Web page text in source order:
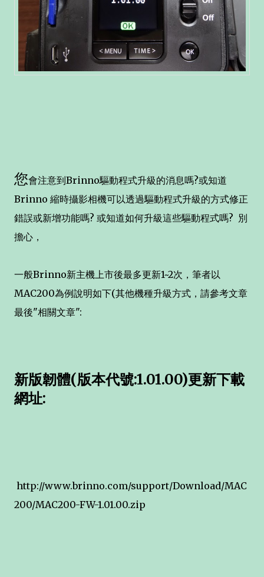
您會注意到Brinno驅動程式升級的消息嗎?或知道
Brinno 縮時攝影相機可以透過驅動程式升級的方式修正
錯誤或新增功能嗎? 或知道如何升級這些驅動程式嗎? 別
擔心，
一般Brinno新主機上市後最多更新1~2次，筆者以
MAC200為例說明如下(其他機種升級方式，請參考文章
最後"相關文章":
新版韌體(版本代號:1.01.00)更新下載
網址:
http://www.brinno.com/support/Download/MAC
200/MAC200-FW-1.01.00.zip